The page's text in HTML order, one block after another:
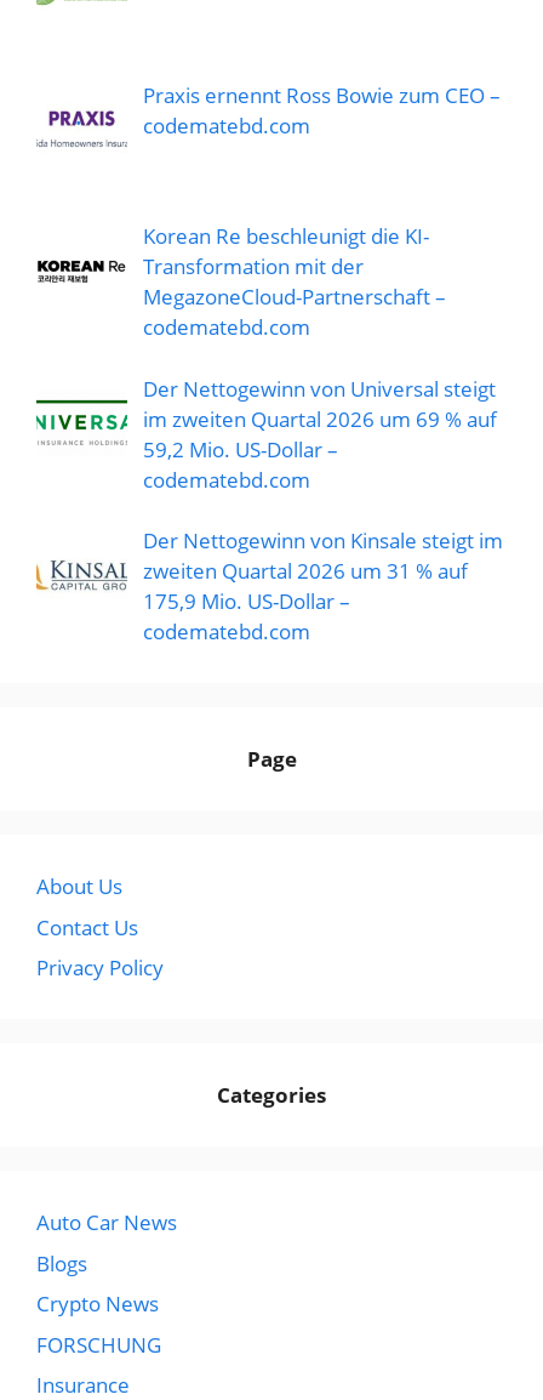
Praxis ernennt Ross Bowie zum CEO –
codematebd.com
Korean Re beschleunigt die KI-
Transformation mit der
MegazoneCloud-Partnerschaft –
codematebd.com
Der Nettogewinn von Universal steigt
im zweiten Quartal 2026 um 69 % auf
59,2 Mio. US-Dollar –
codematebd.com
Der Nettogewinn von Kinsale steigt im
zweiten Quartal 2026 um 31 % auf
175,9 Mio. US-Dollar –
codematebd.com
Page
About Us
Contact Us
Privacy Policy
Categories
Auto Car News
Blogs
Crypto News
FORSCHUNG
Insurance